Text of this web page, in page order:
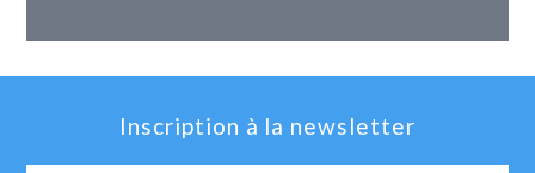
Inscription à la newsletter